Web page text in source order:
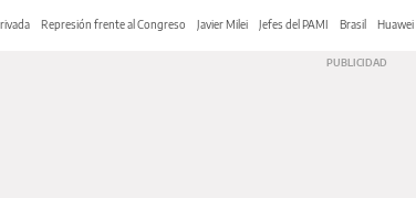
Represión frente al Congreso Javier Milei Jefes del PAMI Brasil Huawei